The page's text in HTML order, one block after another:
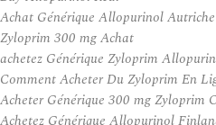
Achat Générique Allopurinol Autriche
Zyloprim 300 mg Achat
achetez Générique Zyloprim
Comment Acheter Du Zyloprim En
Acheter Générique 300 mg Zyloprim